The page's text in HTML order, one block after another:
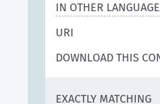
IN OTHER
URI
DOWNLOAD THIS
EXACTLY MATCHING